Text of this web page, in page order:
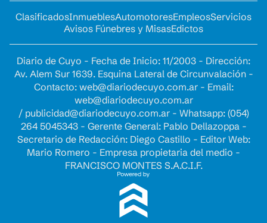
ClasificadosInmueblesAutomotoresEmpleosServicios
Avisos Fúnebres y MisasEdictos
Diario de Cuyo - Fecha de Inicio: 11/2003 - Dirección:
Av. Alem Sur 1639. Esquina Lateral de Circunvalación -
Contacto: web@diariodecuyo.com.ar- Email:
web@diariodecuyo.com.ar
/ publicidad@diariodecuyo.com.ar- Whatsapp: (054)
264 5045343 - Gerente General: Pablo Dellazoppa -
Secretario de Redacción: Diego Castillo - Editor Web:
Mario Romero - Empresa propietaria del medio -
FRANCISCO MONTES S.A.C.I.F.